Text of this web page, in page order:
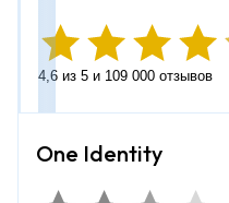
4,6 из 5 и 109 000 отзывов